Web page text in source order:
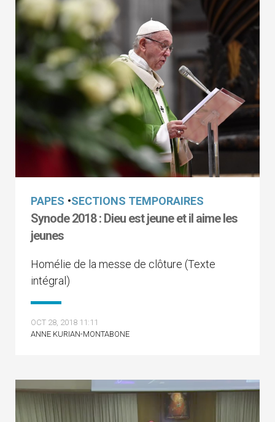
PAPES •SECTIONS TEMPORAIRES
Synode 2018 : Dieu est jeune et il aime les
jeunes
Homélie de la messe de clôture (Texte
intégral)
OCT 28, 2018 11:11
ANNE KURIAN-MONTABONE